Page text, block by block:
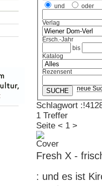
und oder
Verlag
Ersch.-Jahr
bis
Katalog
Rezensent
neue
Schlagwort
1 Treffer
Seite < 1 >
Fresh X -
: und es ist